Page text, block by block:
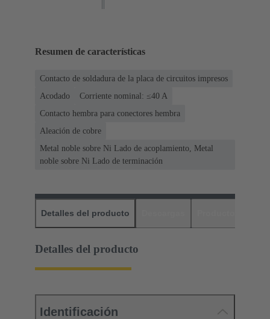
Resumen de características
Contacto de soldadura de la placa de circuitos impresos
Acodado
Corriente nominal: ≤40 A
Contacto hembra para conectores hembra
Aleación de cobre
Metal noble sobre Ni Lado de acoplamiento, Metal
noble sobre Ni Lado de terminación
Detalles del producto
Detalles del producto
Identificación